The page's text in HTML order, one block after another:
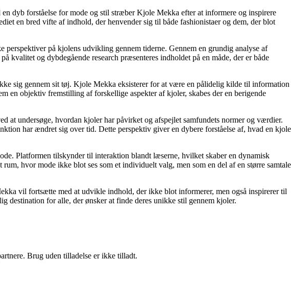
dyb forståelse for mode og stil stræber Kjole Mekka efter at informere og inspirere
en bred vifte af indhold, der henvender sig til både fashionistaer og dem, der blot
på kjolens udvikling gennem tiderne. Gennem en grundig analyse af
og dybdegående research præsenteres indholdet på en måde, der er både
sig gennem sit tøj. Kjole Mekka eksisterer for at være en pålidelig kilde til information
en objektiv fremstilling af forskellige aspekter af kjoler, skabes der en berigende
at undersøge, hvordan kjoler har påvirket og afspejlet samfundets normer og værdier.
har ændret sig over tid. Dette perspektiv giver en dybere forståelse af, hvad en kjole
Platformen tilskynder til interaktion blandt læserne, hvilket skaber en dynamisk
hvor mode ikke blot ses som et individuelt valg, men som en del af en større samtale
vil fortsætte med at udvikle indhold, der ikke blot informerer, men også inspirerer til
destination for alle, der ønsker at finde deres unikke stil gennem kjoler.
Brug uden tilladelse er ikke tilladt.